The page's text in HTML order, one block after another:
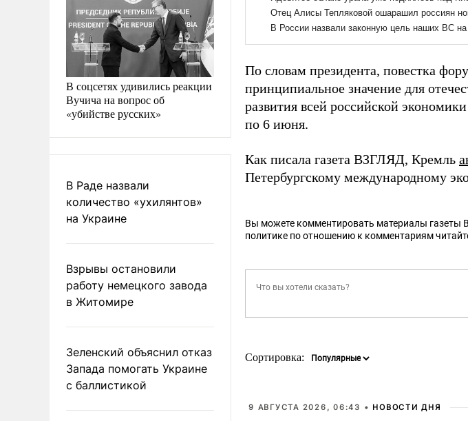
В соцсетях удивились реакции
Вучича на вопрос об
«убийстве русских»
В Раде назвали
количество «ухилянтов»
на Украине
Взрывы остановили
работу немецкого завода
в Житомире
Зеленский объяснил отказ
Запада помогать Украине
с баллистикой
По словам президента, повестка
принципиальное значение для
развития всей российской
по 6 июня.
Как писала газета ВЗГЛЯД, Кремль
Петербургскому международному
Вы можете комментировать материалы газеты
политике по отношению к комментариям
Сортировка:
9 АВГУСТА 2026, 06:43 • НОВОСТИ ДНЯ